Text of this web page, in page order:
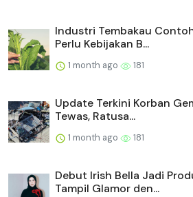
Industri Tembakau
Perlu Kebijakan B...
1 month ago 181
Update Terkini Korban
Tewas, Ratusa...
1 month ago 181
Debut Irish Bella Jadi
Tampil Glamor den...